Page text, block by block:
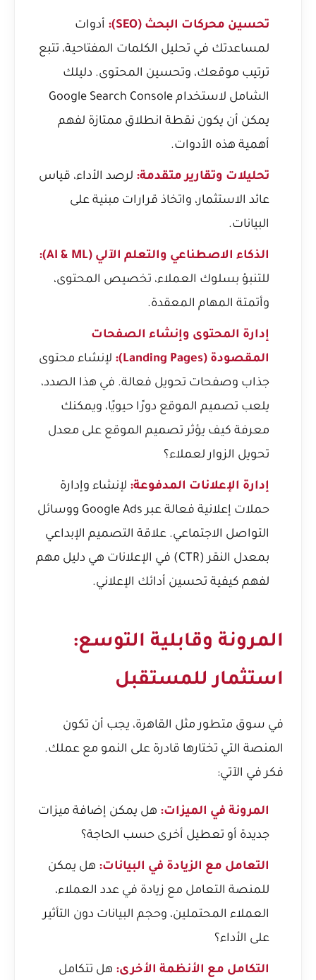
تحسين محركات البحث (SEO):
أدوات
لمساعدتك في تحليل الكلمات المفتاحية، تتبع
ترتيب موقعك، وتحسين المحتوى. دليلك
الشامل لاستخدام Google Search Console
يمكن أن يكون نقطة انطلاق ممتازة لفهم
أهمية هذه الأدوات.
تحليلات وتقارير متقدمة: لرصد الأداء، قياس
عائد الاستثمار، واتخاذ قرارات مبنية على
البيانات.
الذكاء الاصطناعي والتعلم الآلي (AI & ML):
للتنبؤ بسلوك العملاء، تخصيص المحتوى،
وأتمتة المهام المعقدة.
إدارة المحتوى وإنشاء الصفحات
المقصودة (Landing Pages):
لإنشاء محتوى
جذاب وصفحات تحويل فعالة. في هذا الصدد،
يلعب تصميم الموقع دورًا حيويًا، ويمكنك
معرفة كيف يؤثر تصميم الموقع على معدل
تحويل الزوار لعملاء؟
إدارة الإعلانات المدفوعة: لإنشاء وإدارة
حملات إعلانية فعالة عبر Google Ads ووسائل
التواصل الاجتماعي. علاقة التصميم الإبداعي
بمعدل النقر (CTR) في الإعلانات
هي دليل مهم
لفهم كيفية تحسين أدائك الإعلاني.
المرونة وقابلية التوسع:
استثمار للمستقبل
في سوق متطور مثل القاهرة، يجب أن تكون
المنصة التي تختارها قادرة على النمو مع عملك.
فكر في الآتي:
المرونة في الميزات: هل يمكن إضافة ميزات
جديدة أو تعطيل أخرى حسب الحاجة؟
التعامل مع الزيادة في البيانات: هل يمكن
للمنصة التعامل مع زيادة في عدد العملاء،
العملاء المحتملين، وحجم البيانات دون التأثير
على الأداء؟
التكامل مع الأنظمة الأخرى: هل تتكامل